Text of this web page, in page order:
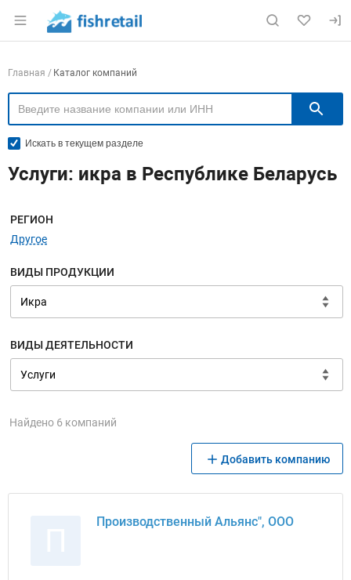
Раздел навигации по сайту fishretail.ru
Навигация по компаниям
Главная Каталог компаний
Искать в текущем разделе
Услуги: икра в Республике Беларусь
Меню навигации
РЕГИОН
Другое
ВИДЫ ПРОДУКЦИИ
ВИДЫ ДЕЯТЕЛЬНОСТИ
Найдено 6 компаний
Добавить компанию
Производственный Альянс", ООО